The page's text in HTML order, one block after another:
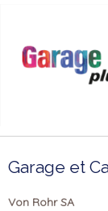
Garage et
Von Rohr SA